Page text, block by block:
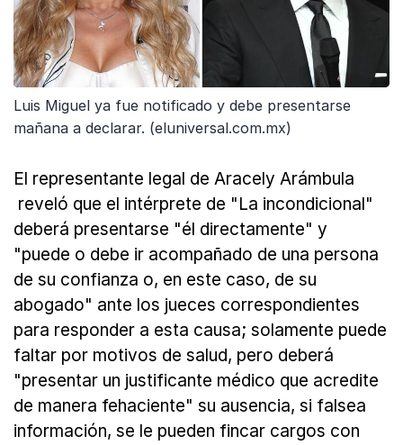
Luis Miguel ya fue notificado y debe presentarse
mañana a declarar. (eluniversal.com.mx)
El representante legal de Aracely Arámbula
reveló que el intérprete de "La incondicional"
deberá presentarse "él directamente" y
"puede o debe ir acompañado de una persona
de su confianza o, en este caso, de su
abogado" ante los jueces correspondientes
para responder a esta causa; solamente puede
faltar por motivos de salud, pero deberá
"presentar un justificante médico que acredite
de manera fehaciente" su ausencia, si falsea
información, se le pueden fincar cargos con